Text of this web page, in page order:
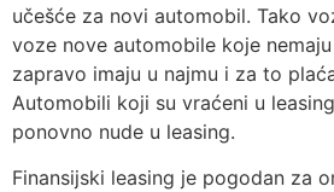
učešće za novi automobil. Tako
voze nove automobile koje
zapravo imaju u najmu i za to
Automobili koji su vraćeni u
ponovno nude u leasing.
Finansijski leasing je pogodan za